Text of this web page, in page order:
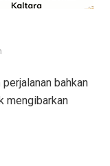
bahkan
mengibarkan